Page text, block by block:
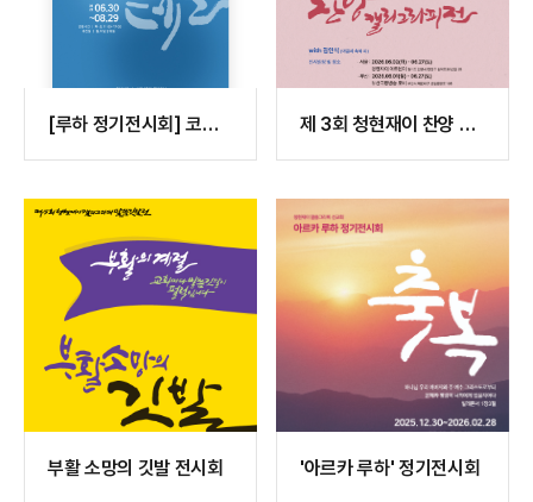
[루하 정기전시회] 코람
제 3회 청현재이 찬양 캘
부활 소망의 깃발 전시회 '아르카 루하' 정기전시회